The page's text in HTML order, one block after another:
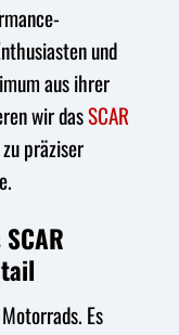
und
aus ihrer
wir dasSCAR
zu präziser
Es